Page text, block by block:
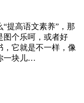
提高语文素养”，那
图个乐呵，或者好
，它就是不一样，像
一块儿…